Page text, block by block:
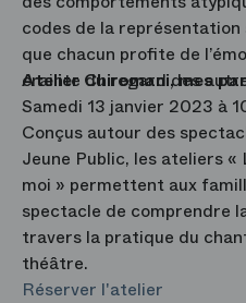
codes de la
que chacun profite de
crainte du regard des
Atelier Chiromani, mes
Samedi 13 janvier 2023 à
Conçus autour des
Jeune Public, les ateliers
moi » permettent aux
spectacle de comprendre
travers la pratique du
théâtre.
Réserver l'atelier